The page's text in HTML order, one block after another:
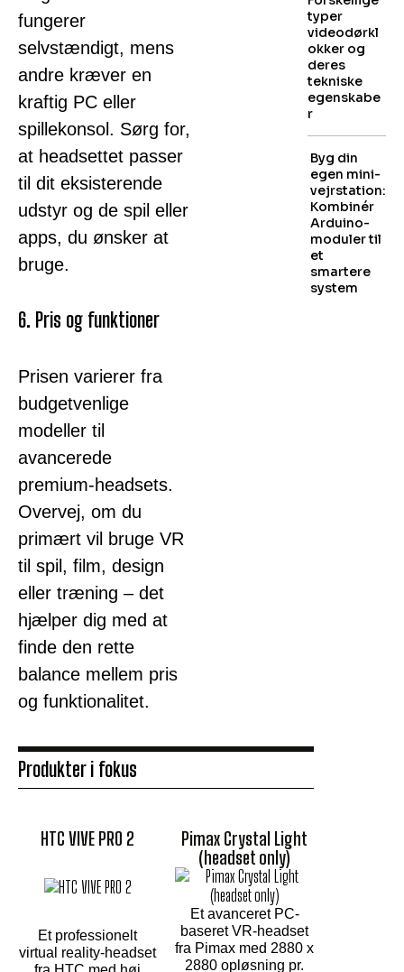
fungerer
selvstændigt, mens
andre kræver en
kraftig PC eller
spillekonsol. Sørg for,
at headsettet passer
til dit eksisterende
udstyr og de spil eller
apps, du ønsker at
bruge.
6. Pris og funktioner
Prisen varierer fra
budgetvenlige
modeller til
avancerede
premium-headsets.
Overvej, om du
primært vil bruge VR
til spil, film, design
eller træning – det
hjælper dig med at
finde den rette
balance mellem pris
og funktionalitet.
Produkter i fokus
HTC VIVE PRO 2
Et professionelt
virtual reality-headset
Pimax Crystal Light
(headset only)
Et avanceret PC-
baseret VR-headset
fra Pimax med 2880 x
2880 opløsning pr.
typer
videodørkl
okker og
deres
tekniske
egenskabe
r
Byg din
egen mini-
vejrstation:
Kombinér
Arduino-
moduler til
et
smartere
system